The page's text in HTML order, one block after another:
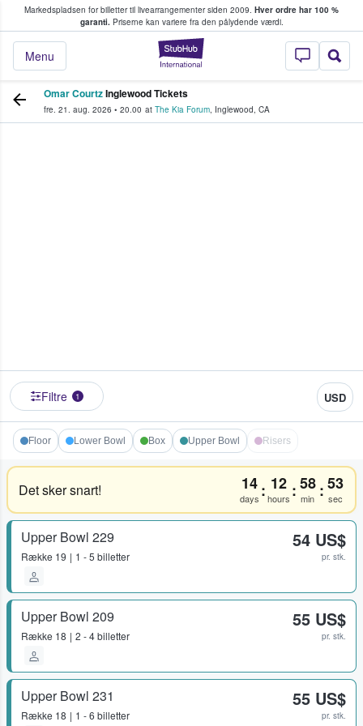
Markedspladsen for billetter til livearrangementer siden 2009. Hver ordre har 100 %
garanti.Priserne kan variere fra den pålydende værdi.
StubHub - Hvor
Menu
køber og sælger billetter
Omar CourtzInglewood Tickets
fre. 21. aug. 2026 • 20.00 at The Kia Forum, Inglewood, CA
Filtre 1 USD
Floor Lower Bowl Box Upper Bowl Risers
Det sker snart! 14
days : 12
hours :58
min :53
sec
Upper Bowl 229
Række 19 1 - 5 billetter
54 US$
pr. stk.
Upper Bowl 209
Række 18 2 - 4 billetter
55 US$
pr. stk.
Upper Bowl 231
Række 18 1 - 6 billetter
55 US$
pr. stk.